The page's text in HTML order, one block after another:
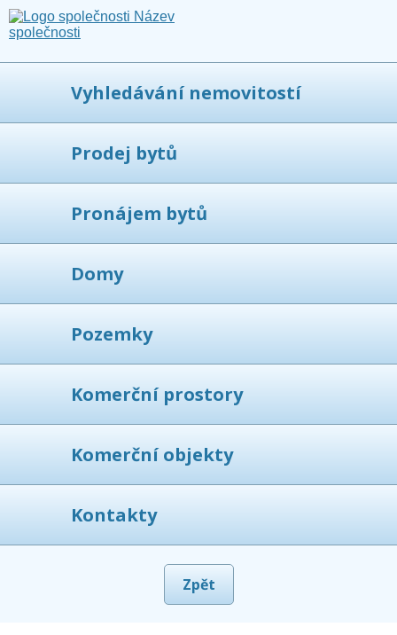
Vyhledávání nemovitostí
Prodej bytů
Pronájem bytů
Domy
Pozemky
Komerční prostory
Komerční objekty
Kontakty
Zpět